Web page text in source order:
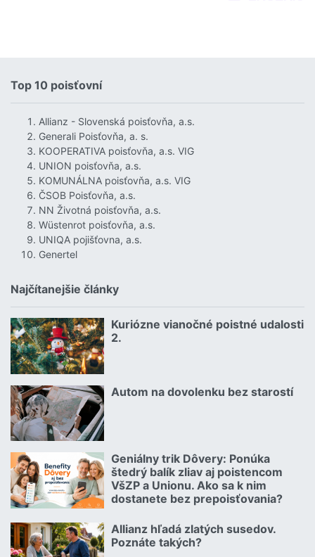
Top 10 poisťovní
Allianz - Slovenská poisťovňa, a.s.
Generali Poisťovňa, a. s.
KOOPERATIVA poisťovňa, a.s. VIG
UNION poisťovňa, a.s.
KOMUNÁLNA poisťovňa, a.s. VIG
ČSOB Poisťovňa, a.s.
NN Životná poisťovňa, a.s.
Wüstenrot poisťovňa, a.s.
UNIQA pojišťovna, a.s.
Genertel
Najčítanejšie články
Kuriózne vianočné poistné udalosti
2.
18.12.2024 | | redakcia
Autom na dovolenku bez starostí
02.07.2026 |
Geniálny trik Dôvery: Ponúka
štedrý balík zliav aj poistencom
VšZP a Unionu. Ako sa k nim
dostanete bez prepoisťovania?
06.07.2026 | | redakcia
Allianz hľadá zlatých susedov.
Poznáte takých?
08.07.2026 |